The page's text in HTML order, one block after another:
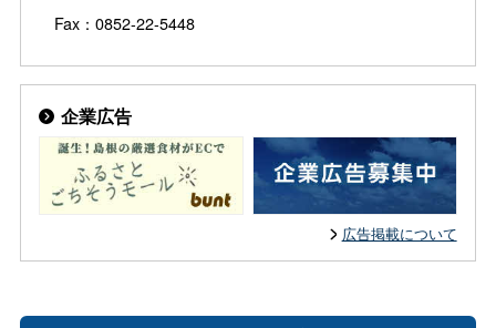
Fax：0852-22-5448
企業広告
広告掲載について